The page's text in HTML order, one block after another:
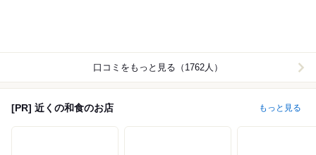
口コミをもっと見る（1762人）
[PR] 近くの和食のお店 もっと見る